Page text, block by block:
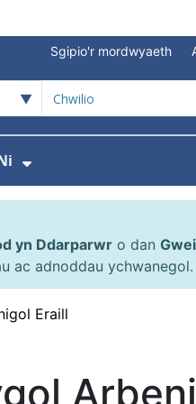
Sgipio'r mordwyaeth
yn Ddarparwr o dan
ac adnoddau ychwanegol.
Eraill